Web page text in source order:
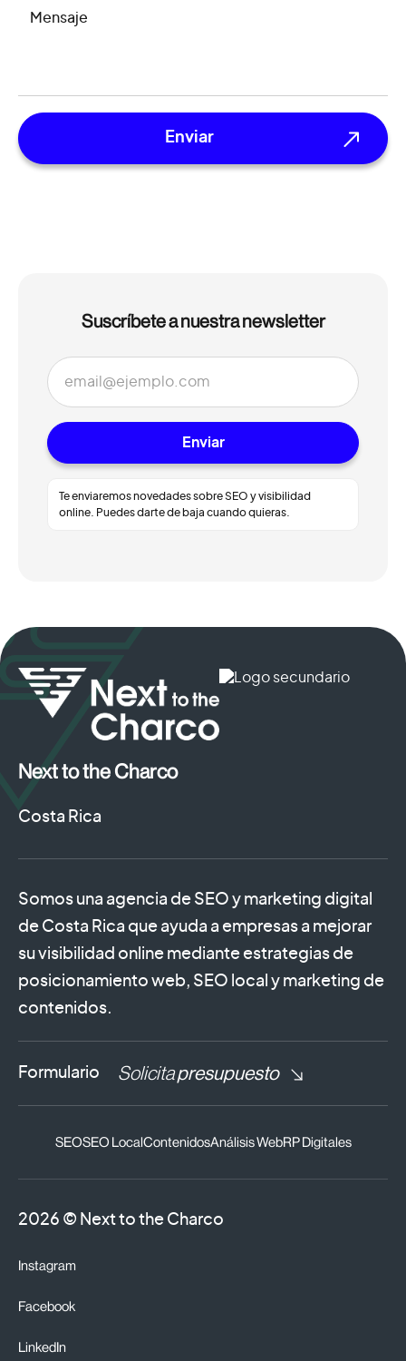
Suscríbete a nuestra newsletter
Te enviaremos novedades sobre SEO y visibilidad
online. Puedes darte de baja cuando quieras.
Next to the Charco
Costa Rica
Somos una agencia de SEO y marketing digital
de Costa Rica que ayuda a empresas a mejorar
su visibilidad online mediante estrategias de
posicionamiento web, SEO local y marketing de
contenidos.
Formulario Solicitapresupuesto
SEOSEO Local ContenidosAnálisis WebRP Digitales
2026 © Next to the Charco
Instagram
Facebook
LinkedIn